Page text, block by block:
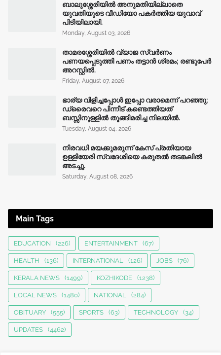
ബാലുശ്ശേരിയിൽ അനുമതിയില്ലാതെ
യുവതിയുടെ വീഡിയോ പകർത്തിയ യുവാവ്
പിടിയിലായി.
Monday, August 03, 2026
താമരശ്ശേരിയിൽ വ്യാജ സ്വർണം
പണയപ്പെടുത്തി പണം തട്ടാൻ ശ്രമം; രണ്ടുപേർ
അറസ്റ്റിൽ.
Friday, August 07, 2026
ഭാര്യ വിളിച്ചപ്പോള്‍ ഇപ്പോ വരാമെന്ന് പറഞ്ഞു;
ഡ്രൈവറെ പിന്നീട് കണ്ടെത്തിയത്
ബസ്സിനുള്ളില്‍ തൂങ്ങിമരിച്ച നിലയിൽ.
Tuesday, August 04, 2026
നിരവധി മയക്കുമരുന്ന് കേസ് പ്രതിയായ
ഉള്ളിയേരി സ്വദേശിയെ കരുതൽ തടങ്കലിൽ
അടച്ചു.
Saturday, August 08, 2026
Main Tags
EDUCATION (226) ENTERTAINMENT (67)
HEALTH (136) INTERNATIONAL (126) JOBS (76)
KERALA NEWS (1499) KOZHIKODE (1238)
LOCAL NEWS (1480) NATIONAL (284)
OBITUARY (555) SPORTS (63) TECHNOLOGY (34)
UPDATES (4462)